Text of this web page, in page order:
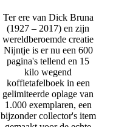
Ter ere van Dick Bruna
(1927 – 2017) en zijn
wereldberoemde creatie
Nijntje is er nu een 600
pagina's tellend en 15
kilo wegend
koffietafelboek in een
gelimiteerde oplage van
1.000 exemplaren, een
bijzonder collector's item